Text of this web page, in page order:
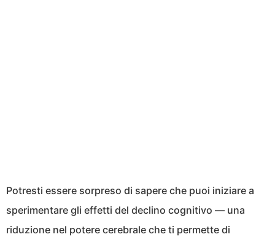
Potresti essere sorpreso di sapere che puoi iniziare a
sperimentare gli effetti del declino cognitivo — una
riduzione nel potere cerebrale che ti permette di